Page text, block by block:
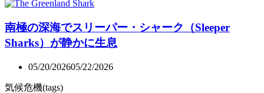
南極の深海でスリーパー・シャーク（Sleeper
Sharks）が静かに生息
05/20/202605/22/2026
気候危機(tags)